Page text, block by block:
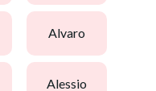
alvaro
alessio